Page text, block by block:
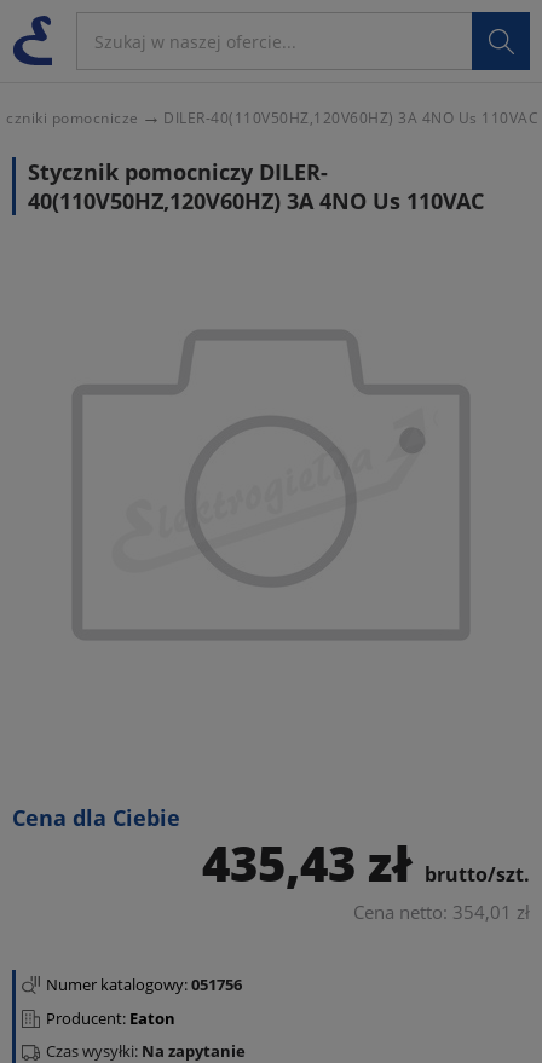

pomocnicze DILER-40(110V50HZ,120V60HZ) 3A 4NO Us 110VAC
Stycznik pomocniczy DILER-
40(110V50HZ,120V60HZ) 3A 4NO Us 110VAC
Cena dla Ciebie
435,43 zł brutto/szt.
Cena netto: 354,01 zł
Numer katalogowy:051756
Producent: Eaton
Czas wysyłki: Na zapytanie